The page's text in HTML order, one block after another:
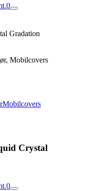
0
Gradation
Mobilcovers
Mobilcovers
Crystal
0